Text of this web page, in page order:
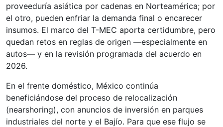
proveeduría asiática por cadenas en Norteamérica; por
el otro, pueden enfriar la demanda final o encarecer
insumos. El marco del T-MEC aporta certidumbre, pero
quedan retos en reglas de origen —especialmente en
autos— y en la revisión programada del acuerdo en
2026.
En el frente doméstico, México continúa
beneficiándose del proceso de relocalización
(nearshoring), con anuncios de inversión en parques
industriales del norte y el Bajío. Para que ese flujo se